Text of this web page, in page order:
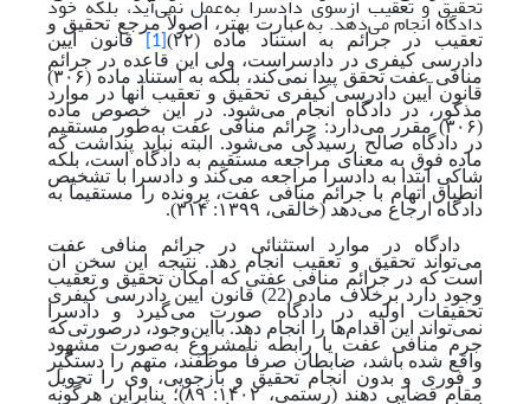
تحقیق و تعقیب از‌سوی دادسرا به‌عمل نمی‌آید، بلکه خود
دادگاه انجام می‌دهد. بهعبارت بهتر، اصولاً مرجع تحقیق و
تعقیب در جرائم به‌ استناد ماده (۲۲)
[1] قانون آیین
دادرسی کیفری در دادسراست، ولی این قاعده در جرائم
منافی عفت تحقق پیدا نمی‌کند، بلکه به‌ استناد ماده (۳۰۶)
قانون آیین دادرسی کیفری تحقیق و تعقیب آنها در موارد
مذکور، در دادگاه انجام می‌شود. در این خصوص ماده
(۳۰۶) مقرر می‌دارد: جرائم منافی عفت به
طور مستقیم
در دادگاه صالح رسیدگی می‌شود. البته نباید پنداشت که
ماده فوق به معنای مراجعه مستقیم به دادگاه است، بلکه
شاکی ابتدا به دادسرا مراجعه می‌کند و دادسرا با تشخیص
انطباق اتهام با جرائم منافی عفت، پرونده را مستقیماً به
دادگاه ارجاع می‌دهد (خالقی، ۱۳۹۹: ۳۱۴).
دادگاه در موارد استثنائی در جرائم منافی عفت
می‌تواند تحقیق و تعقیب انجام دهد. نتیجه این سخن آن
است که در جرائم منافی عفتی که امکان تحقیق و تعقیب
وجود دارد برخلاف ماده (22) قانون آیین دادرسی کیفری
تحقیقات اولیه در دادگاه صورت می‌گیرد و دادسرا
نمی‌تواند این اقدام‌ها را انجام دهد. بااین‌وجود، در‌صورتی‌که
جرم منافی عفت یا رابطه نامشروع به‌صورت مشهود
واقع شده باشد، ضابطان صرفاً موظفند، متهم را دستگیر
و فوری و بدون انجام تحقیق و بازجویی، وی را تحویل
مقام قضایی دهند(رستمی، ۱۴۰۲: ۸۹)
؛ بنابراین هرگونه